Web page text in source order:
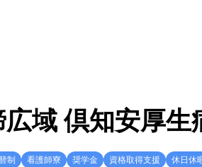
域 倶知安厚生
制 看護師寮 奨学金 資格取得支援 休日休